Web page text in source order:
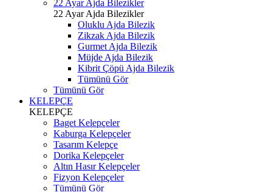
22 Ayar Ajda Bilezikler
22 Ayar Ajda Bilezikler
Oluklu Ajda Bilezik
Zikzak Ajda Bilezik
Gurmet Ajda Bilezik
Müjde Ajda Bilezik
Kibrit Çöpü Ajda Bilezik
Tümünü Gör
Tümünü Gör
KELEPÇE
KELEPÇE
Baget Kelepçeler
Kaburga Kelepçeler
Tasarım Kelepçe
Dorika Kelepçeler
Altın Hasır Kelepçeler
Fizyon Kelepçeler
Tümünü Gör